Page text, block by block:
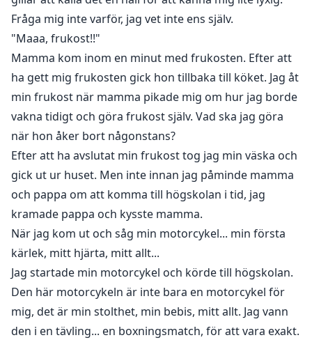
Fråga mig inte varför, jag vet inte ens själv.
"Maaa, frukost!!"
Mamma kom inom en minut med frukosten. Efter att
ha gett mig frukosten gick hon tillbaka till köket. Jag åt
min frukost när mamma pikade mig om hur jag borde
vakna tidigt och göra frukost själv. Vad ska jag göra
när hon åker bort någonstans?
Efter att ha avslutat min frukost tog jag min väska och
gick ut ur huset. Men inte innan jag påminde mamma
och pappa om att komma till högskolan i tid, jag
kramade pappa och kysste mamma.
När jag kom ut och såg min motorcykel... min första
kärlek, mitt hjärta, mitt allt...
Jag startade min motorcykel och körde till högskolan.
Den här motorcykeln är inte bara en motorcykel för
mig, det är min stolthet, min bebis, mitt allt. Jag vann
den i en tävling... en boxningsmatch, för att vara exakt.